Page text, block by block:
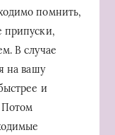
помнить,
припуски,
В случае
на вашу
и
Потом